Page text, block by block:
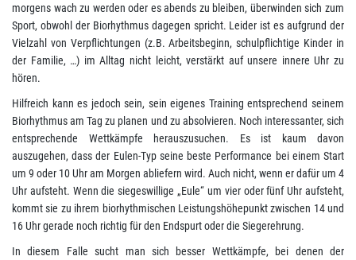
morgens wach zu werden oder es abends zu bleiben, überwinden sich zum
Sport, obwohl der Biorhythmus dagegen spricht. Leider ist es aufgrund der
Vielzahl von Verpflichtungen (z.B. Arbeitsbeginn, schulpflichtige Kinder in
der Familie, …) im Alltag nicht leicht, verstärkt auf unsere innere Uhr zu
hören.
Hilfreich kann es jedoch sein, sein eigenes Training entsprechend seinem
Biorhythmus am Tag zu planen und zu absolvieren. Noch interessanter, sich
entsprechende Wettkämpfe herauszusuchen. Es ist kaum davon
auszugehen, dass der Eulen-Typ seine beste Performance bei einem Start
um 9 oder 10 Uhr am Morgen abliefern wird. Auch nicht, wenn er dafür um 4
Uhr aufsteht. Wenn die siegeswillige „Eule“ um vier oder fünf Uhr aufsteht,
kommt sie zu ihrem biorhythmischen Leistungshöhepunkt zwischen 14 und
16 Uhr gerade noch richtig für den Endspurt oder die Siegerehrung.
In diesem Falle sucht man sich besser Wettkämpfe, bei denen der